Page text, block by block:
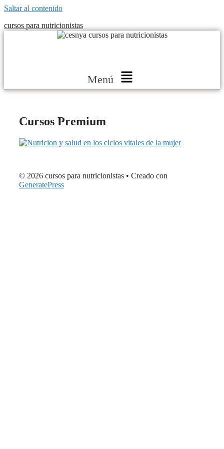
Saltar al contenido
cursos para nutricionistas
Menú
Cursos Premium
© 2026 cursos para nutricionistas • Creado con
GeneratePress